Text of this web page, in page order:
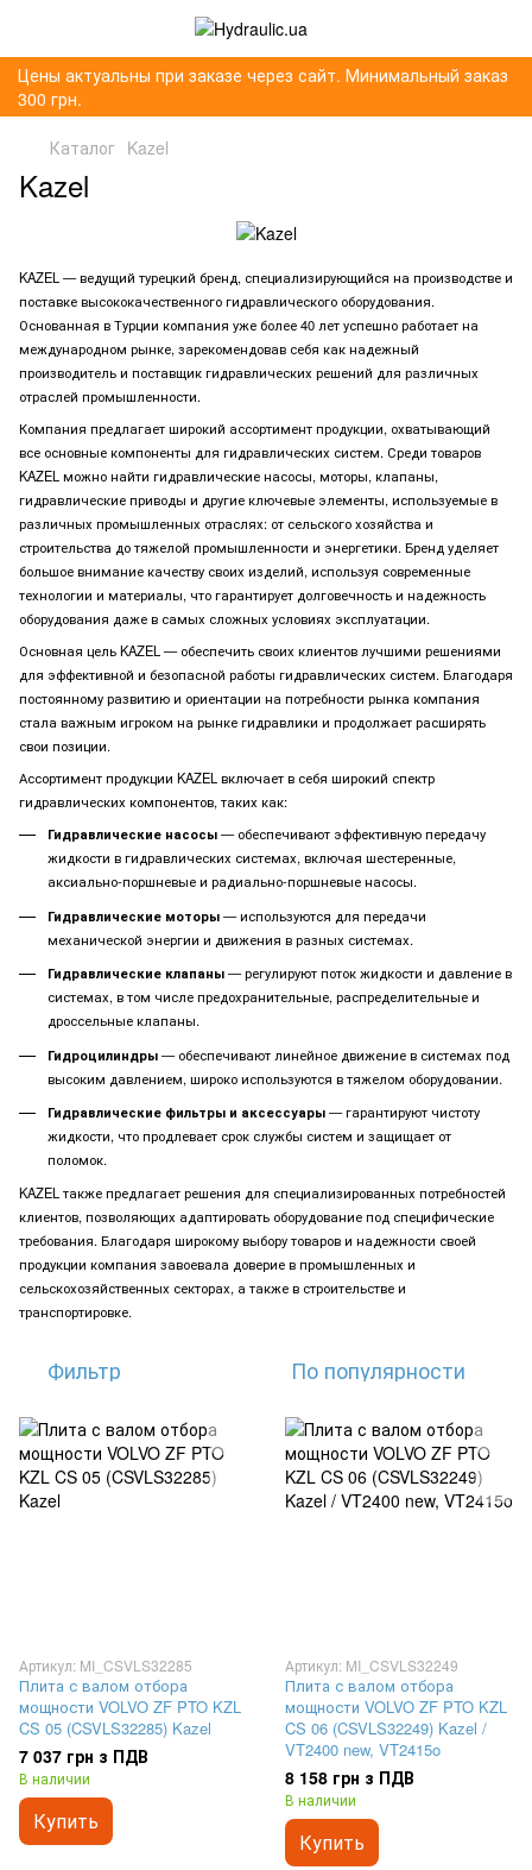
Цены актуальны при заказе через сайт. Минимальный заказ
300 грн.
Каталог Kazel
Kazel
KAZEL — ведущий турецкий бренд, специализирующийся на производстве и
поставке высококачественного гидравлического оборудования.
Основанная в Турции компания уже более 40 лет успешно работает на
международном рынке, зарекомендовав себя как надежный
производитель и поставщик гидравлических решений для различных
отраслей промышленности.
Компания предлагает широкий ассортимент продукции, охватывающий
все основные компоненты для гидравлических систем. Среди товаров
KAZEL можно найти гидравлические насосы, моторы, клапаны,
гидравлические приводы и другие ключевые элементы, используемые в
различных промышленных отраслях: от сельского хозяйства и
строительства до тяжелой промышленности и энергетики. Бренд уделяет
большое внимание качеству своих изделий, используя современные
технологии и материалы, что гарантирует долговечность и надежность
оборудования даже в самых сложных условиях эксплуатации.
Основная цель KAZEL — обеспечить своих клиентов лучшими решениями
для эффективной и безопасной работы гидравлических систем. Благодаря
постоянному развитию и ориентации на потребности рынка компания
стала важным игроком на рынке гидравлики и продолжает расширять
свои позиции.
Ассортимент продукции KAZEL включает в себя широкий спектр
гидравлических компонентов, таких как:
Гидравлические насосы— обеспечивают эффективную передачу
жидкости в гидравлических системах, включая шестеренные,
аксиально-поршневые и радиально-поршневые насосы.
Гидравлические моторы— используются для передачи
механической энергии и движения в разных системах.
Гидравлические клапаны— регулируют поток жидкости и давление в
системах, в том числе предохранительные, распределительные и
дроссельные клапаны.
Гидроцилиндры— обеспечивают линейное движение в системах под
высоким давлением, широко используются в тяжелом оборудовании.
Гидравлические фильтры и аксессуары— гарантируют чистоту
жидкости, что продлевает срок службы систем и защищает от
поломок.
KAZEL также предлагает решения для специализированных потребностей
клиентов, позволяющих адаптировать оборудование под специфические
требования. Благодаря широкому выбору товаров и надежности своей
продукции компания завоевала доверие в промышленных и
сельскохозяйственных секторах, а также в строительстве и
транспортировке.
Фильтр По популярности
Артикул: MI_CSVLS32285
Плита с валом отбора
мощности VOLVO ZF PTO KZL
CS 05 (CSVLS32285) Kazel
7 037 грн з ПДВ
В наличии
Купить
Артикул: MI_CSVLS32249
Плита с валом отбора
мощности VOLVO ZF PTO KZL
CS 06 (CSVLS32249) Kazel /
VT2400 new, VT2415o
8 158 грн з ПДВ
В наличии
Купить